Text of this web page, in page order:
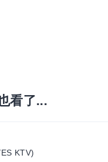
看了...
KTV)